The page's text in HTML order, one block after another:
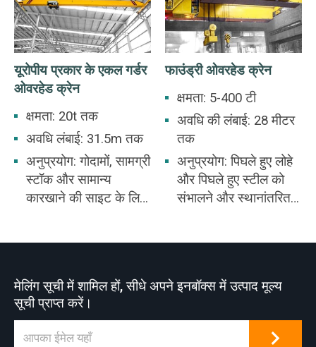
औद्योगिक कार्यस्थलों की
एक सामान्य विशेषता है।
यूरोपीय प्रकार के एकल गर्डर
ओवरहेड क्रेन
क्षमता: 20t तक
अवधि लंबाई: 31.5m तक
अनुप्रयोग: गोदामों, सामग्री
स्टॉक और सामान्य
कारखाने की साइट के लिए
फाउंड्री ओवरहेड क्रेन
क्षमता: 5-400 टी
अवधि की लंबाई: 28 मीटर
तक
अनुप्रयोग: पिघले हुए लोहे
और पिघले हुए स्टील को
संभालने और स्थानांतरित
मेलिंग सूची में शामिल हों, सीधे अपने इनबॉक्स में उत्पाद मूल्य
सूची प्राप्त करें।